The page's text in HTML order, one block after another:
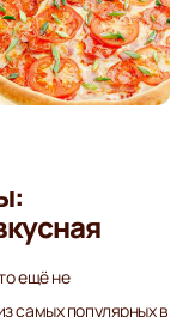
ещё не
самых популярных в